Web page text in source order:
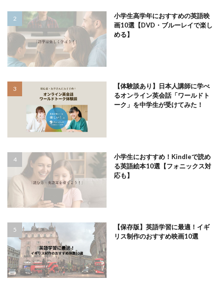
小学生高学年におすすめの英語映
画10選【DVD・ブルーレイで楽し
める】
【体験談あり】日本人講師に学べ
るオンライン英会話「ワールドト
ーク」を中学生が受けてみた！
小学生におすすめ！Kindleで読め
る英語絵本10選【フォニックス対
応も】
【保存版】英語学習に最適！イギ
リス制作のおすすめ映画10選